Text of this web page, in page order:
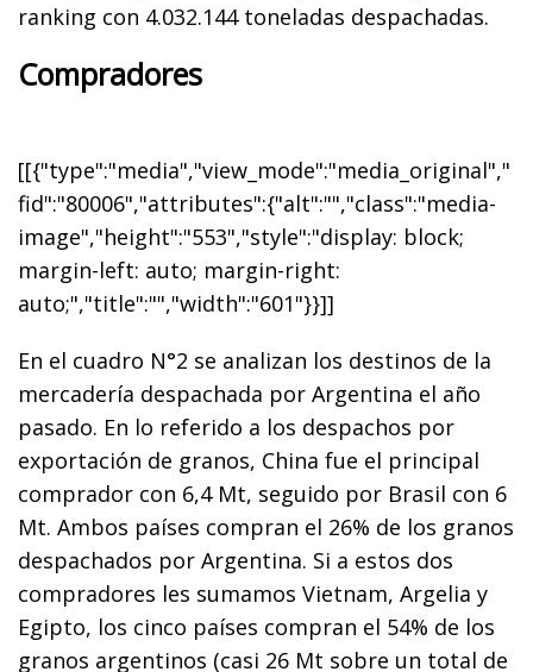
ranking con 4.032.144 toneladas despachadas.
Compradores
[[{"type":"media","view_mode":"media_original","
fid":"80006","attributes":{"alt":"","class":"media-
image","height":"553","style":"display: block;
margin-left: auto; margin-right:
auto;","title":"","width":"601"}}]]
En el cuadro N°2 se analizan los destinos de la
mercadería despachada por Argentina el año
pasado. En lo referido a los despachos por
exportación de granos, China fue el principal
comprador con 6,4 Mt, seguido por Brasil con 6
Mt. Ambos países compran el 26% de los granos
despachados por Argentina. Si a estos dos
compradores les sumamos Vietnam, Argelia y
Egipto, los cinco países compran el 54% de los
granos argentinos (casi 26 Mt sobre un total de